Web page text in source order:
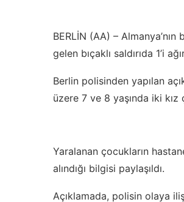
BERLİN (AA) –
gelen bıçaklı saldırıda 1’i
Berlin polisinden yapılan
üzere 7 ve 8 yaşında iki
Yaralanan çocukların
alındığı bilgisi paylaşıldı.
Açıklamada, polisin olaya